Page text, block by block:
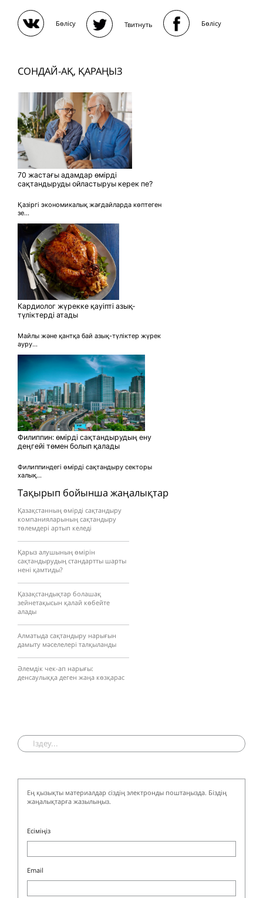
Тақырып бойынша жаңалықтар
Қазақстанның өмірді сақтандыру
компанияларының сақтандыру
төлемдері артып келеді
Қарыз алушының өмірін
сақтандырудың стандартты шарты
нені қамтиды?
Қазақстандықтар болашақ
зейнетақысын қалай көбейте
алады
Алматыда сақтандыру нарығын
дамыту мәселелері талқыланды
Әлемдік чек-ап нарығы:
денсаулыққа деген жаңа көзқарас
Бөлісу Твитнуть Бөлісу
СОНДАЙ-АҚ, ҚАРАҢЫЗ
70 жастағы адамдар өмірді
сақтандыруды ойластыруы керек пе?
Қазіргі экономикалық жағдайларда көптеген
зе...
Кардиолог жүрекке қауіпті азық-
түліктерді атады
Майлы және қантқа бай азық-түліктер жүрек
ауру...
Филиппин: өмірді сақтандырудың ену
деңгейі төмен болып қалады
Филиппиндегі өмірді сақтандыру секторы
халық...
Ең қызықты материалдар сіздің электронды поштаңызда. Біздің
жаңалықтарға жазылыңыз.
Есіміңіз
Email